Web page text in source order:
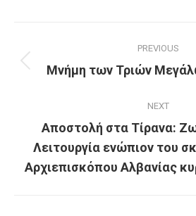
navigation
PREVIOUS
Μνήμη των Τριών
NEXT
Next
post:
Αποστολή στα Τίρανα:
Λειτουργία ενώπιον του
Αρχιεπισκόπου Αλβανίας